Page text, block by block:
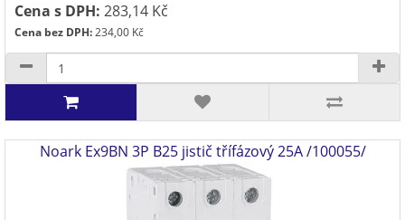
Cena s DPH: 283,14 Kč
Cena bez DPH:234,00 Kč
Noark Ex9BN 3P B25 jistič třífázový 25A /100055/